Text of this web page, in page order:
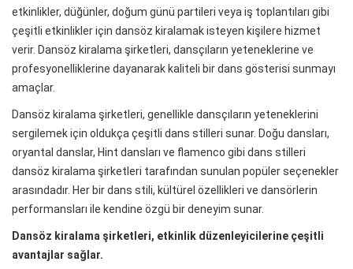
etkinlikler, düğünler, doğum günü partileri veya iş toplantıları gibi
çeşitli etkinlikler için dansöz kiralamak isteyen kişilere hizmet
verir. Dansöz kiralama şirketleri, dansçıların yeteneklerine ve
profesyonelliklerine dayanarak kaliteli bir dans gösterisi sunmayı
amaçlar.
Dansöz kiralama şirketleri, genellikle dansçıların yeteneklerini
sergilemek için oldukça çeşitli dans stilleri sunar. Doğu dansları,
oryantal danslar, Hint dansları ve flamenco gibi dans stilleri
dansöz kiralama şirketleri tarafından sunulan popüler seçenekler
arasındadır. Her bir dans stili, kültürel özellikleri ve dansörlerin
performansları ile kendine özgü bir deneyim sunar.
Dansöz kiralama şirketleri, etkinlik düzenleyicilerine çeşitli
avantajlar sağlar.